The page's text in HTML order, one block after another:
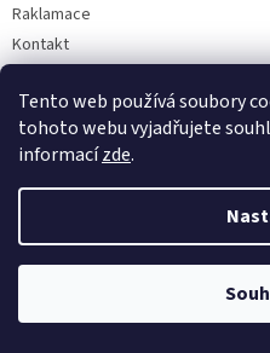
Tento web používá soubory
tohoto webu vyjadřujete
informacízde.
Raklamace
Kontakt
Kontakt
obchod@
rybarskesamolepky.cz/